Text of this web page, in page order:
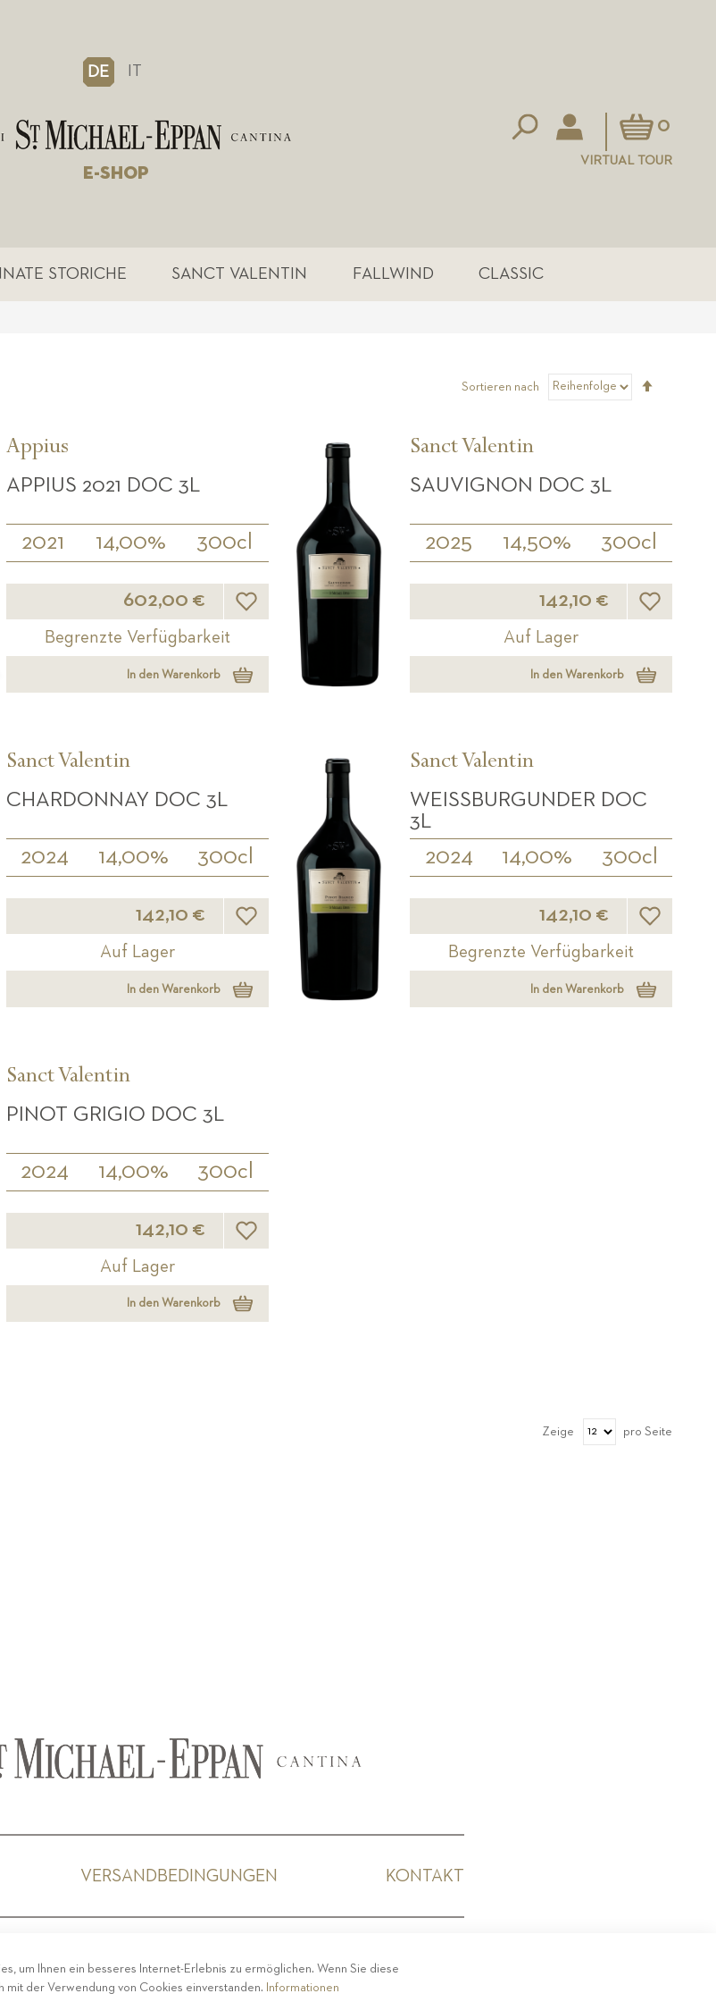
DE IT
E-SHOP
Mein Warenkorb
0
VIRTUAL TOUR
STORICHE SANCT VALENTIN FALLWIND CLASSIC
Sortieren nach
Appius
APPIUS 2021 DOC 3L
2021 14,00% 300cl
602,00 € Wunschliste
Begrenzte Verfügbarkeit
In den Warenkorb
Sanct Valentin
SAUVIGNON DOC 3L
2025 14,50% 300cl
142,10 € Wunschliste
Auf Lager
In den Warenkorb
Sanct Valentin
CHARDONNAY DOC 3L
2024 14,00% 300cl
142,10 € Wunschliste
Auf Lager
In den Warenkorb
Sanct Valentin
WEISSBURGUNDER DOC 3
L
2024 14,00% 300cl
142,10 € Wunschliste
Begrenzte Verfügbarkeit
In den Warenkorb
Sanct Valentin
PINOT GRIGIO DOC 3L
2024 14,00% 300cl
142,10 € Wunschliste
Auf Lager
In den Warenkorb
Zeige pro Seite
VERSANDBEDINGUNGEN KONTAKT
2019 ST.MICHAEL - EPPAN
um Ihnen ein besseres Internet-Erlebnis zu ermöglichen. Wenn Sie diese
mit der Verwendung von Cookies einverstanden. Informationen